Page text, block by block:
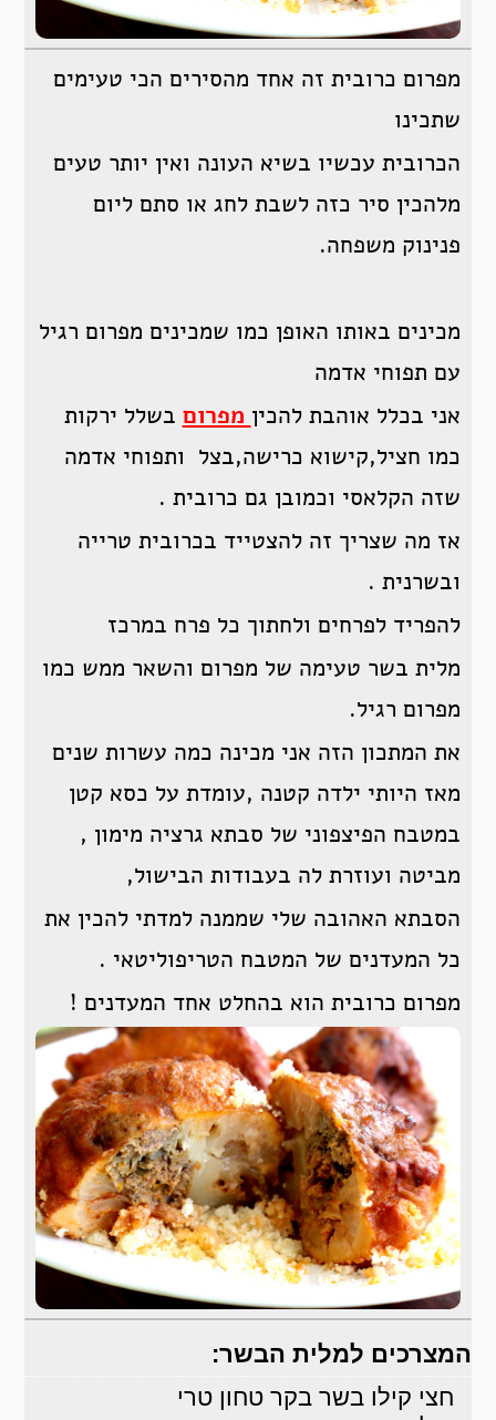
מפרום כרובית זה אחד מהסירים הכי טעימים
שתכינו
הכרובית עכשיו בשיא העונה ואין יותר טעים
מלהכין סיר כזה לשבת לחג או סתם ליום
פנינוק משפחה.
מכינים באותו האופן כמו שמכינים מפרום רגיל
עם תפוחי אדמה
אני בכלל אוהבת להכין מפרום בשלל ירקות
כמו חציל,קישוא כרישה,בצל ותפוחי אדמה
שזה הקלאסי וכמובן גם כרובית .
אז מה שצריך זה להצטייד בכרובית טרייה
ובשרנית .
להפריד לפרחים ולחתוך כל פרח במרכז
מלית בשר טעימה של מפרום והשאר ממש כמו
מפרום רגיל.
את המתכון הזה אני מכינה כמה עשרות שנים
מאז היותי ילדה קטנה ,עומדת על כסא קטן
במטבח הפיצפוני של סבתא גרציה מימון ,
מביטה ועוזרת לה בעבודות הבישול,
הסבתא האהובה שלי שממנה למדתי להכין את
כל המעדנים של המטבח הטריפוליטאי .
מפרום כרובית הוא בהחלט אחד המעדנים !
המצרכים למלית הבשר:
חצי קילו בשר בקר טחון טרי